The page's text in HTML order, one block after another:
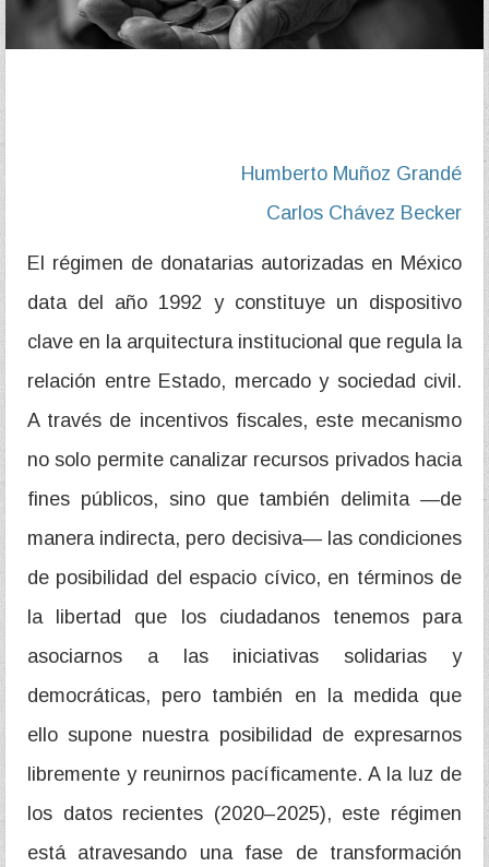
Humberto Muñoz Grandé
Carlos Chávez Becker
El régimen de donatarias autorizadas en México
data del año 1992 y constituye un dispositivo
clave en la arquitectura institucional que regula la
relación entre Estado, mercado y sociedad civil.
A través de incentivos fiscales, este mecanismo
no solo permite canalizar recursos privados hacia
fines públicos, sino que también delimita —de
manera indirecta, pero decisiva— las condiciones
de posibilidad del espacio cívico, en términos de
la libertad que los ciudadanos tenemos para
asociarnos a las iniciativas solidarias y
democráticas, pero también en la medida que
ello supone nuestra posibilidad de expresarnos
libremente y reunirnos pacíficamente. A la luz de
los datos recientes (2020–2025), este régimen
está atravesando una fase de transformación